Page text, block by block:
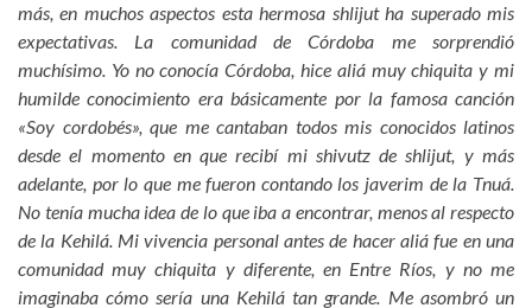
más, en muchos aspectos esta hermosa shlijut ha superado mis
expectativas. La comunidad de Córdoba me sorprendió
muchísimo. Yo no conocía Córdoba, hice aliá muy chiquita y mi
humilde conocimiento era básicamente por la famosa canción
«Soy cordobés», que me cantaban todos mis conocidos latinos
desde el momento en que recibí mi shivutz de shlijut, y más
adelante, por lo que me fueron contando los javerim de la Tnuá.
No tenía mucha idea de lo que iba a encontrar, menos al respecto
de la Kehilá. Mi vivencia personal antes de hacer aliá fue en una
comunidad muy chiquita y diferente, en Entre Ríos, y no me
imaginaba cómo sería una Kehilá tan grande. Me asombró un